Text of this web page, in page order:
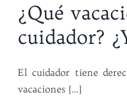
¿Qué
cuidador?
El cuidador tiene
vacaciones [...]